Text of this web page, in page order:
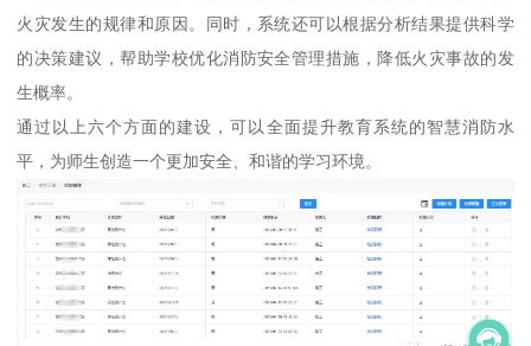
火灾发生的规律和原因。同时，系统还可以根据分析结果提供科学
的决策建议，帮助学校优化消防安全管理措施，降低火灾事故的发
生概率。
通过以上六个方面的建设，可以全面提升教育系统的智慧消防水
平，为师生创造一个更加安全、和谐的学习环境。